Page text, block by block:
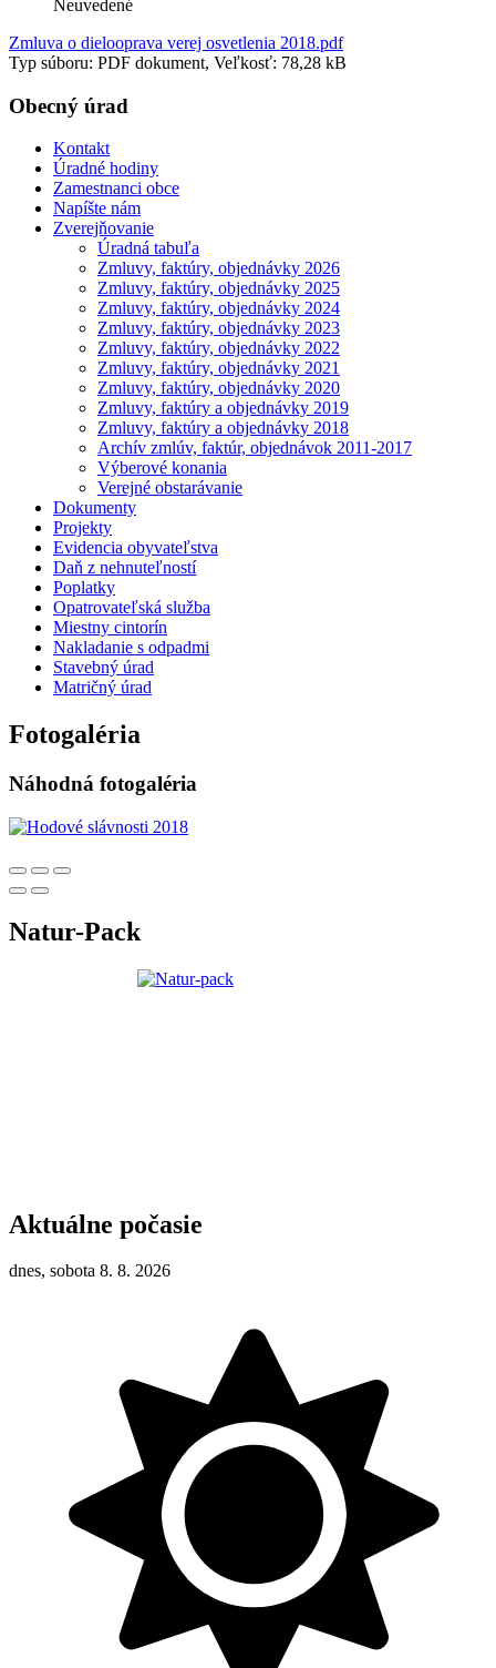
Neuvedené
Zmluva o dielooprava verej osvetlenia 2018.pdf
Typ súboru: PDF dokument, Veľkosť: 78,28 kB
Obecný úrad
Kontakt
Úradné hodiny
Zamestnanci obce
Napíšte nám
Zverejňovanie
Úradná tabuľa
Zmluvy, faktúry, objednávky 2026
Zmluvy, faktúry, objednávky 2025
Zmluvy, faktúry, objednávky 2024
Zmluvy, faktúry, objednávky 2023
Zmluvy, faktúry, objednávky 2022
Zmluvy, faktúry, objednávky 2021
Zmluvy, faktúry, objednávky 2020
Zmluvy, faktúry a objednávky 2019
Zmluvy, faktúry a objednávky 2018
Archív zmlúv, faktúr, objednávok 2011-2017
Výberové konania
Verejné obstarávanie
Dokumenty
Projekty
Evidencia obyvateľstva
Daň z nehnuteľností
Poplatky
Opatrovateľská služba
Miestny cintorín
Nakladanie s odpadmi
Stavebný úrad
Matričný úrad
Fotogaléria
Náhodná fotogaléria
Natur-Pack
Aktuálne počasie
dnes, sobota 8. 8. 2026